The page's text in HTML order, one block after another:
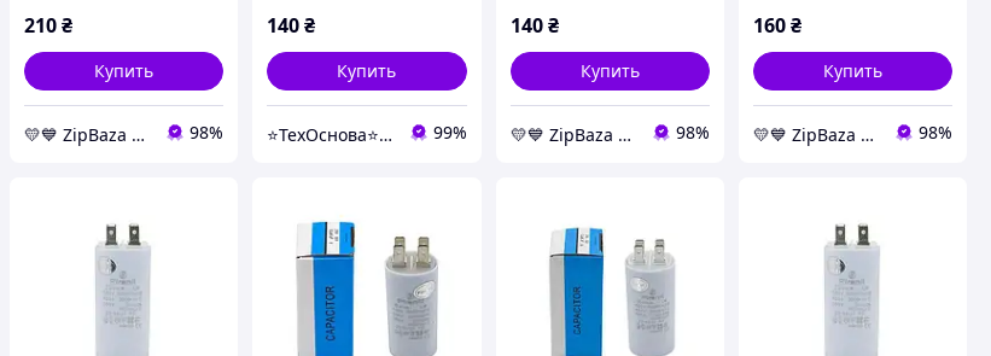
210₴
Купить
💛💙️ ZipBaza 💛💙️ запчасти для бытовой техники 98%
140₴
Купить
⭐️ТехОснова⭐️ - оригинальные запчасти в технику для дома 99%
140 ₴
Купить
💛💙️ ZipBaza 💛💙️ запчасти для бытовой техники 98%
160₴
Купить
💛💙️ ZipBaza 💛💙️ запчасти для бытовой техники 98%